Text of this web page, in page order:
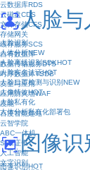
人脸与
人脸识别
人体分析NEW
人脸离线识别SDKHOT
人脸实名认证HOT
人脸口罩检测与识别NEW
人像特效HOT
人脸私有化
人体分析私有化部署包
图像识
图像识别HOT
云数据库RDS
云磁盘CDS
文件存储CFS
存储网关
缓存服务SCS
自有数据库
数据传输服务DTS
时序数据库TSDB
安全与应用
应用防火墙WAF
度能
百度智能建站
云智学院
ABC一体机
SSL证书
人工智能
文字识别